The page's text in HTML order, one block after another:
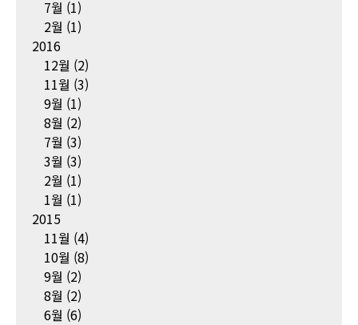
7월 (1)
2월 (1)
2016
12월 (2)
11월 (3)
9월 (1)
8월 (2)
7월 (3)
3월 (3)
2월 (1)
1월 (1)
2015
11월 (4)
10월 (8)
9월 (2)
8월 (2)
6월 (6)